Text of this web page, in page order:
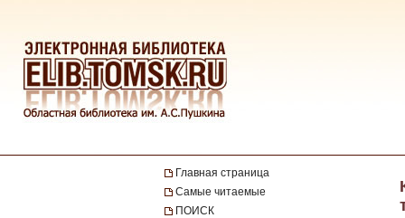
Главная страница
Самые читаемые
ПОИСК